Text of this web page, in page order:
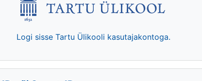
Logi sisse Tartu Ülikooli kasutajakontoga.